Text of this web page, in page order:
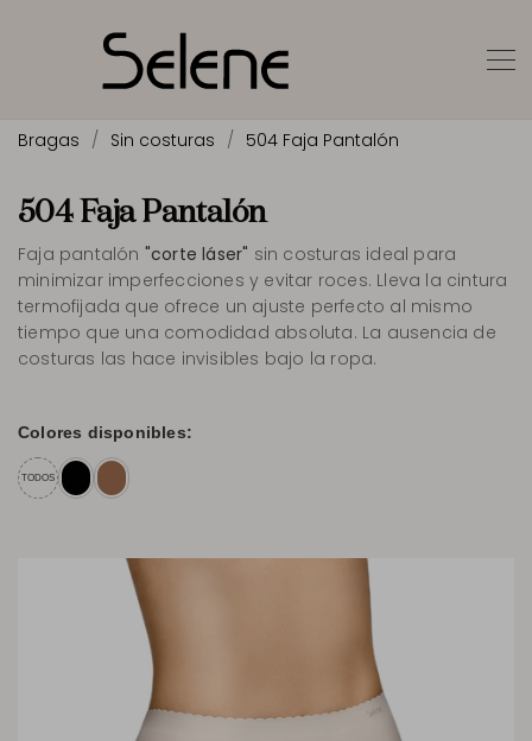
Bragas Sin costuras 504 Faja Pantalón
504 Faja Pantalón
Faja pantalón "corte láser" sin costuras ideal para
minimizar imperfecciones y evitar roces. Lleva la cintura
termofijada que ofrece un ajuste perfecto al mismo
tiempo que una comodidad absoluta. La ausencia de
costuras las hace invisibles bajo la ropa.
Colores disponibles:
TODOS